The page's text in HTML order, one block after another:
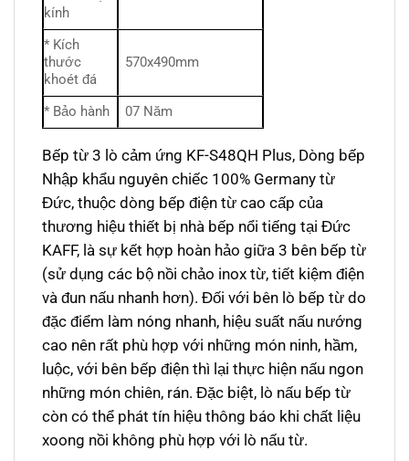
kính
* Kích
thước
khoét đá
570x490mm
* Bảo hành 07 Năm
Bếp từ 3 lò cảm ứng KF-S48QH Plus, Dòng bếp
Nhập khẩu nguyên chiếc 100% Germany từ
Đức, thuộc dòng bếp điện từ cao cấp của
thương hiệu thiết bị nhà bếp nổi tiếng tại Đức
KAFF, là sự kết hợp hoàn hảo giữa 3 bên bếp từ
(sử dụng các bộ nồi chảo inox từ, tiết kiệm điện
và đun nấu nhanh hơn). Đối với bên lò bếp từ do
đặc điểm làm nóng nhanh, hiệu suất nấu nướng
cao nên rất phù hợp với những món ninh, hầm,
luộc, với bên bếp điện thì lại thực hiện nấu ngon
những món chiên, rán. Đặc biệt, lò nấu bếp từ
còn có thể phát tín hiệu thông báo khi chất liệu
xoong nồi không phù hợp với lò nấu từ.